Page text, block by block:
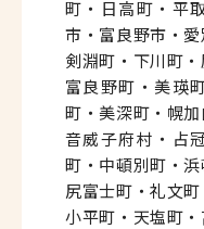
町・日高町・平
市・富良野市・
剣淵町・下川町
富良野町・美瑛
町・美深町・幌
音威子府村・占
町・中頓別町・
尻富士町・礼文
小平町・天塩町